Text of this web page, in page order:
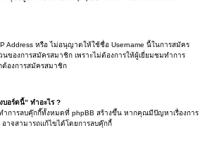
Address หรือ ไม่อนุญาตให้ใช้ชื่อ Username นี้ในการสมัคร
นของการสมัครสมาชิก เพราะไม่ต้องการให้ผู้เยี่ยมชมทำการ
องการสมัครสมาชิก
อร์ดนี้” ทำอะไร ?
ำการลบคุ๊กกี๊ทั้งหมดที่ phpBB สร้างขึ้น หากคุณมีปัญหาเรื่องการ
อาจสามารถแก้ไขได้โดยการลบคุ๊กกี้